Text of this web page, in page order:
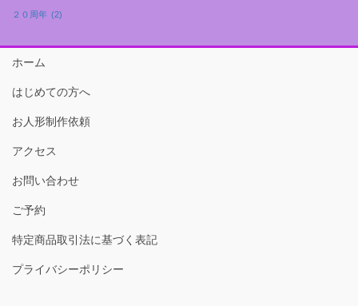
２０周年 (2)
ホーム
はじめての方へ
お人形制作依頼
アクセス
お問い合わせ
ご予約
特定商品取引法に基づく表記
プライバシーポリシー